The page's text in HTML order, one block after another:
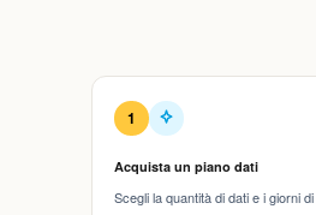
1
Acquista un piano dati
Scegli la quantità di dati e i giorni di